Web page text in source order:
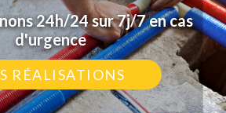
24h/24 sur 7j/7 en cas
d'urgence
RÉALISATIONS